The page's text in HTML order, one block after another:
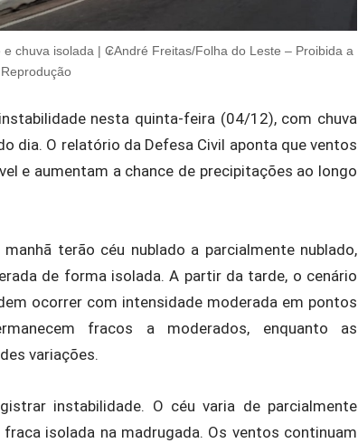
chuva isolada | ₢André Freitas/Folha do Leste – Proibida a
Reprodução
nesta quinta-feira (04/12), com chuva
dia. O relatório da Defesa Civil aponta que ventos
e aumentam a chance de precipitações ao longo
terão céu nublado a parcialmente nublado,
de forma isolada. A partir da tarde, o cenário
ocorrer com intensidade moderada em pontos
fracos a moderados, enquanto as
variações.
instabilidade. O céu varia de parcialmente
isolada na madrugada. Os ventos continuam